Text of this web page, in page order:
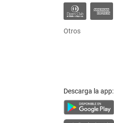
Otros
Descarga la app: